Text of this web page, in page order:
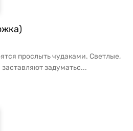
прослыть чудаками. Светлые,
задуматьс...